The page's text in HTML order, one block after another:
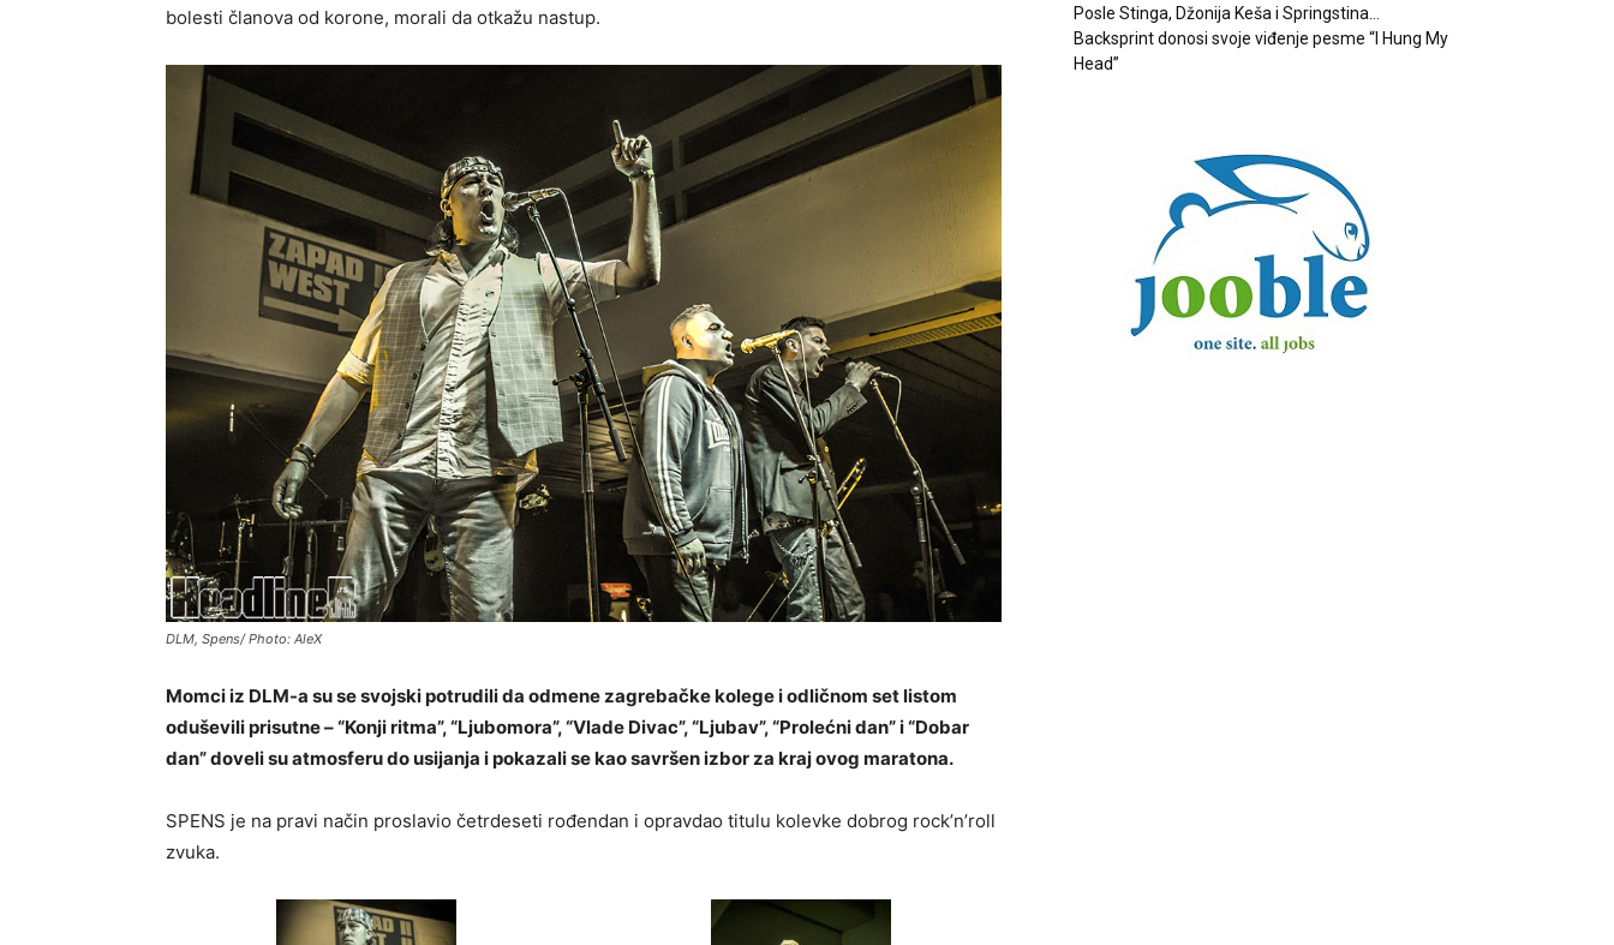
bolesti članova od korone, morali da otkažu nastup.
DLM, Spens/ Photo: AleX
Momci iz DLM-a su se svojski potrudili da odmene zagrebačke kolege i odličnom set listom
oduševili prisutne – “Konji ritma”, “Ljubomora”, “Vlade Divac”, “Ljubav”, “Prolećni dan” i “Dobar
dan” doveli su atmosferu do usijanja i pokazali se kao savršen izbor za kraj ovog maratona.
SPENS je na pravi način proslavio četrdeseti rođendan i opravdao titulu kolevke dobrog rock’n’roll
zvuka.
Posle Stinga, Džonija Keša i Springstina…
Backsprint donosi svoje viđenje pesme “I Hung My
Head”